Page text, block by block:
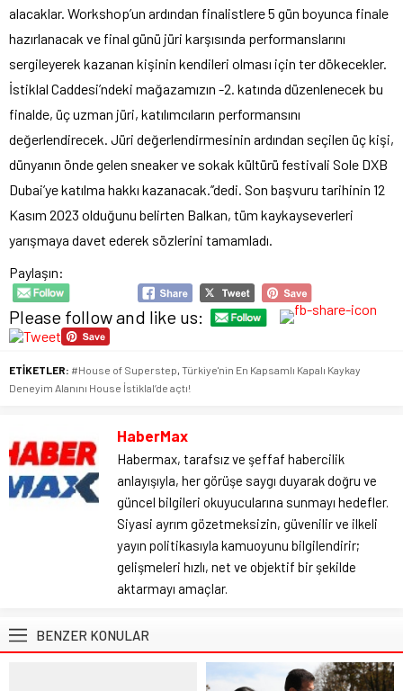
alacaklar. Workshop’un ardından finalistlere 5 gün boyunca finale
hazırlanacak ve final günü jüri karşısında performanslarını
sergileyerek kazanan kişinin kendileri olması için ter dökecekler.
İstiklal Caddesi’ndeki mağazamızın -2. katında düzenlenecek bu
finalde, üç uzman jüri, katılımcıların performansını
değerlendirecek. Jüri değerlendirmesinin ardından seçilen üç kişi,
dünyanın önde gelen sneaker ve sokak kültürü festivali Sole DXB
Dubai’ye katılma hakkı kazanacak.’’dedi. Son başvuru tarihinin 12
Kasım 2023 olduğunu belirten Balkan, tüm kaykayseverleri
yarışmaya davet ederek sözlerini tamamladı.
Paylaşın:
Please follow and like us:
ETİKETLER: #House of Superstep Türkiye'nin En Kapsamlı Kapalı Kaykay
Deneyim Alanını House İstiklal’de açtı!
HaberMax
Habermax, tarafsız ve şeffaf habercilik
anlayışıyla, her görüşe saygı duyarak doğru ve
güncel bilgileri okuyucularına sunmayı hedefler.
Siyasi ayrım gözetmeksizin, güvenilir ve ilkeli
yayın politikasıyla kamuoyunu bilgilendirir;
gelişmeleri hızlı, net ve objektif bir şekilde
aktarmayı amaçlar.
BENZER KONULAR